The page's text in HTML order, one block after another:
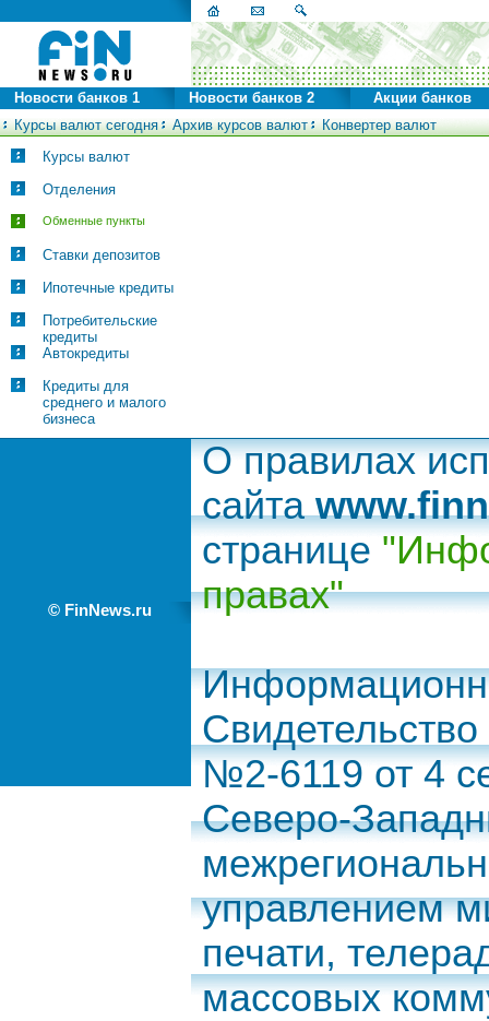
Курсы валют сегодня Архив курсов валют Конвертер валют
Новости банков 1 Новости банков 2 Акции банков
Курсы валют
Отделения
Обменные пункты
Ставки депозитов
Ипотечные кредиты
Потребительские
кредиты
Автокредиты
Кредиты для
среднего и малого
бизнеса
© FinNews.ru
О правилах
сайта
странице
правах"
№2-6119 от 4
Северо-
управлением
печати,
массовых